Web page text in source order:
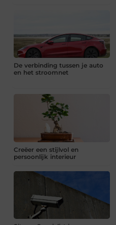
De verbinding tussen je auto
en het stroomnet
Creëer een stijlvol en
persoonlijk interieur